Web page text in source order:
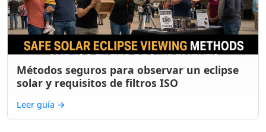
Métodos seguros para observar un eclipse
solar y requisitos de filtros ISO
Leer guía →